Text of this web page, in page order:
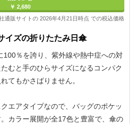
￥ 2,680
通販サイトの 2026年4月21日時点 での税込価格
イズの折りたたみ日傘
100％を誇り、紫外線や熱中症への対
むと手のひらサイズになるコンパク
てもかさばりません。
エアタイプなので、バッグのポケッ
カラー展開が全17色と豊富で、傘の